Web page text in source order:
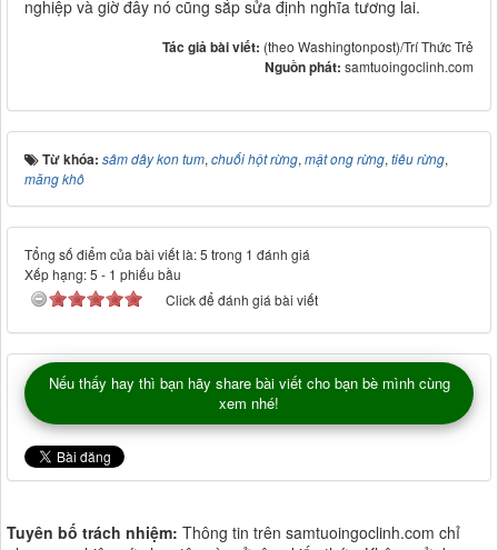
nghiệp và giờ đây nó cũng sắp sửa định nghĩa tương lai.
Tác giả bài viết: (theo Washingtonpost)/Trí Thức Trẻ
Nguồn phát: samtuoingoclinh.com
Từ khóa: sâm dây kon tum, chuối hột rừng, mật ong rừng, tiêu rừng,
măng khô
Tổng số điểm của bài viết là: 5 trong 1 đánh giá
Xếp hạng:5 - 1 phiếu bầu
Click để đánh giá bài viết
Nếu thấy hay thì bạn hãy share bài viết cho bạn bè mình cùng
xem nhé!
Tuyên bố trách nhiệm: Thông tin trên samtuoingoclinh.com chỉ